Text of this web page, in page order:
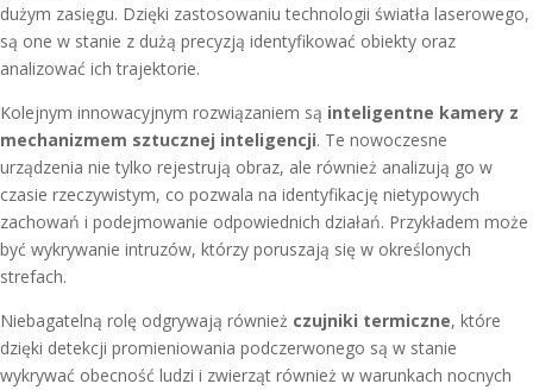
dużym zasięgu. Dzięki zastosowaniu technologii światła laserowego,
są one w stanie z dużą precyzją identyfikować obiekty oraz
analizować ich trajektorie.
Kolejnym innowacyjnym rozwiązaniem są inteligentne kamery z
mechanizmem sztucznej inteligencji. Te nowoczesne
urządzenia nie tylko rejestrują obraz, ale również analizują go w
czasie rzeczywistym, co pozwala na identyfikację nietypowych
zachowań i podejmowanie odpowiednich działań. Przykładem może
być wykrywanie intruzów, którzy poruszają się w określonych
strefach.
Niebagatelną rolę odgrywają również czujniki termiczne, które
dzięki detekcji promieniowania podczerwonego są w stanie
wykrywać obecność ludzi i zwierząt również w warunkach nocnych